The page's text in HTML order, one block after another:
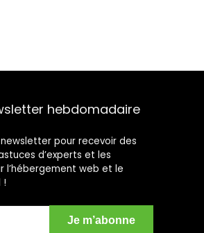
hebdomadaire
pour recevoir des
d’experts et les
l’hébergement web et le
!